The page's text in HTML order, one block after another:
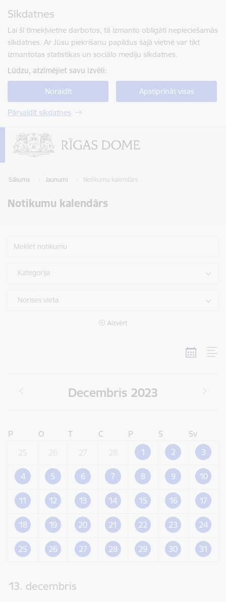
Sīkdatnes
Lai šī tīmekļvietne darbotos, tā izmanto obligāti nepieciešamās
sīkdatnes. Ar Jūsu piekrišanu papildus šajā vietnē var tikt
izmantotas statistikas un sociālo mediju sīkdatnes.
Lūdzu, atzīmējiet savu izvēli:
Noraidīt Apstiprināt visas
Pārvaldīt sīkdatnes
Sākums Jaunumi Notikumu kalendārs
Notikumu kalendārs
Meklēt notikumu
Kategorija
Norises vieta
Aizvērt
Decembris 2023
P O T C P S
Sv
1 2 3
4 5 6 7 8 9 10
11 12 13 14 15 16 17
18 19 20 21 22 23 24
25 26 27 28 29 30 31
13. decembris